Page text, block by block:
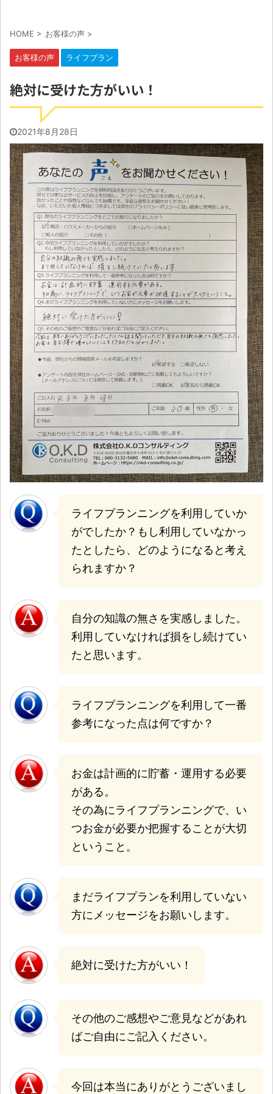
HOME > お客様の声 >
お客様の声 ライフプラン
絶対に受けた方がいい！
2021年8月28日
ライフプランニングを利用していか
がでしたか？もし利用していなかっ
たとしたら、どのようになると考え
られますか？
自分の知識の無さを実感しました。
利用していなければ損をし続けてい
たと思います。
ライフプランニングを利用して一番
参考になった点は何ですか？
お金は計画的に貯蓄・運用する必要
がある。
その為にライフプランニングで、い
つお金が必要か把握することが大切
ということ。
まだライフプランを利用していない
方にメッセージをお願いします。
絶対に受けた方がいい！
その他のご感想やご意見などがあれ
ばご自由にご記入ください。
今回は本当にありがとうございまし